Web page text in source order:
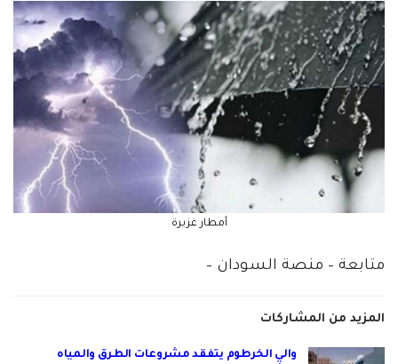
أمطار غزيرة
متابعة – منصة السودان –
المزيد من المشاركات
والي الخرطوم يتفقد مشروعات الطرق والمياه